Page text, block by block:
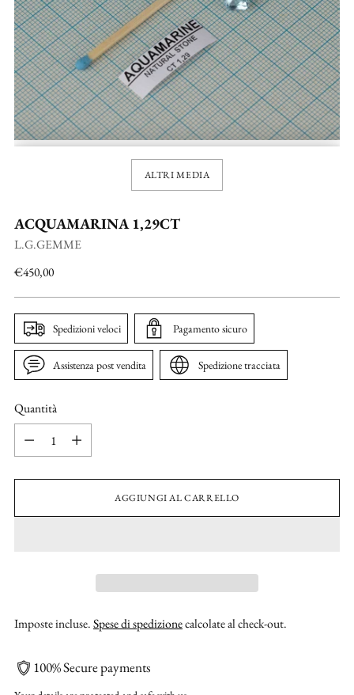
ALTRI MEDIA
ACQUAMARINA 1,29CT
L.G.GEMME
Prezzo
€450,00
Spedizioni veloci Pagamento sicuro
Assistenza post vendita Spedizione tracciata
Quantità
AGGIUNGI AL CARRELLO
Imposte incluse.Spese di spedizionecalcolate al check-out.
100% Secure payments